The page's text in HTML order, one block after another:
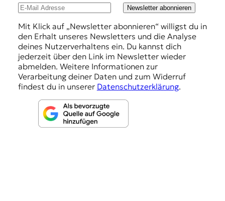
Newsletter abonnieren
Mit Klick auf „Newsletter abonnieren“ willigst du in
den Erhalt unseres Newsletters und die Analyse
deines Nutzerverhaltens ein. Du kannst dich
jederzeit über den Link im Newsletter wieder
abmelden. Weitere Informationen zur
Verarbeitung deiner Daten und zum Widerruf
findest du in unserer Datenschutzerklärung.